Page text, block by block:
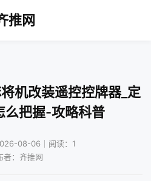
推网
机改装遥控控牌器_定
么把握-攻略科普
08-06｜阅读：1
者：齐推网